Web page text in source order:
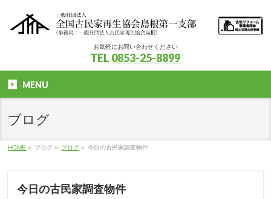
お気軽にお問い合わせください
TEL 0853-25-8899
MENU
ブログ
HOME » ブログ » ブログ » 今日の古民家調査物件
今日の古民家調査物件